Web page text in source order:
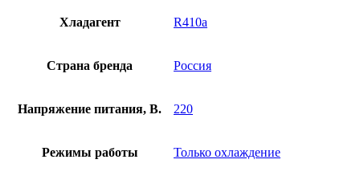
Хладагент R410a
Страна бренда Россия
Напряжение питания, В. 220
Режимы работы Только охлаждение